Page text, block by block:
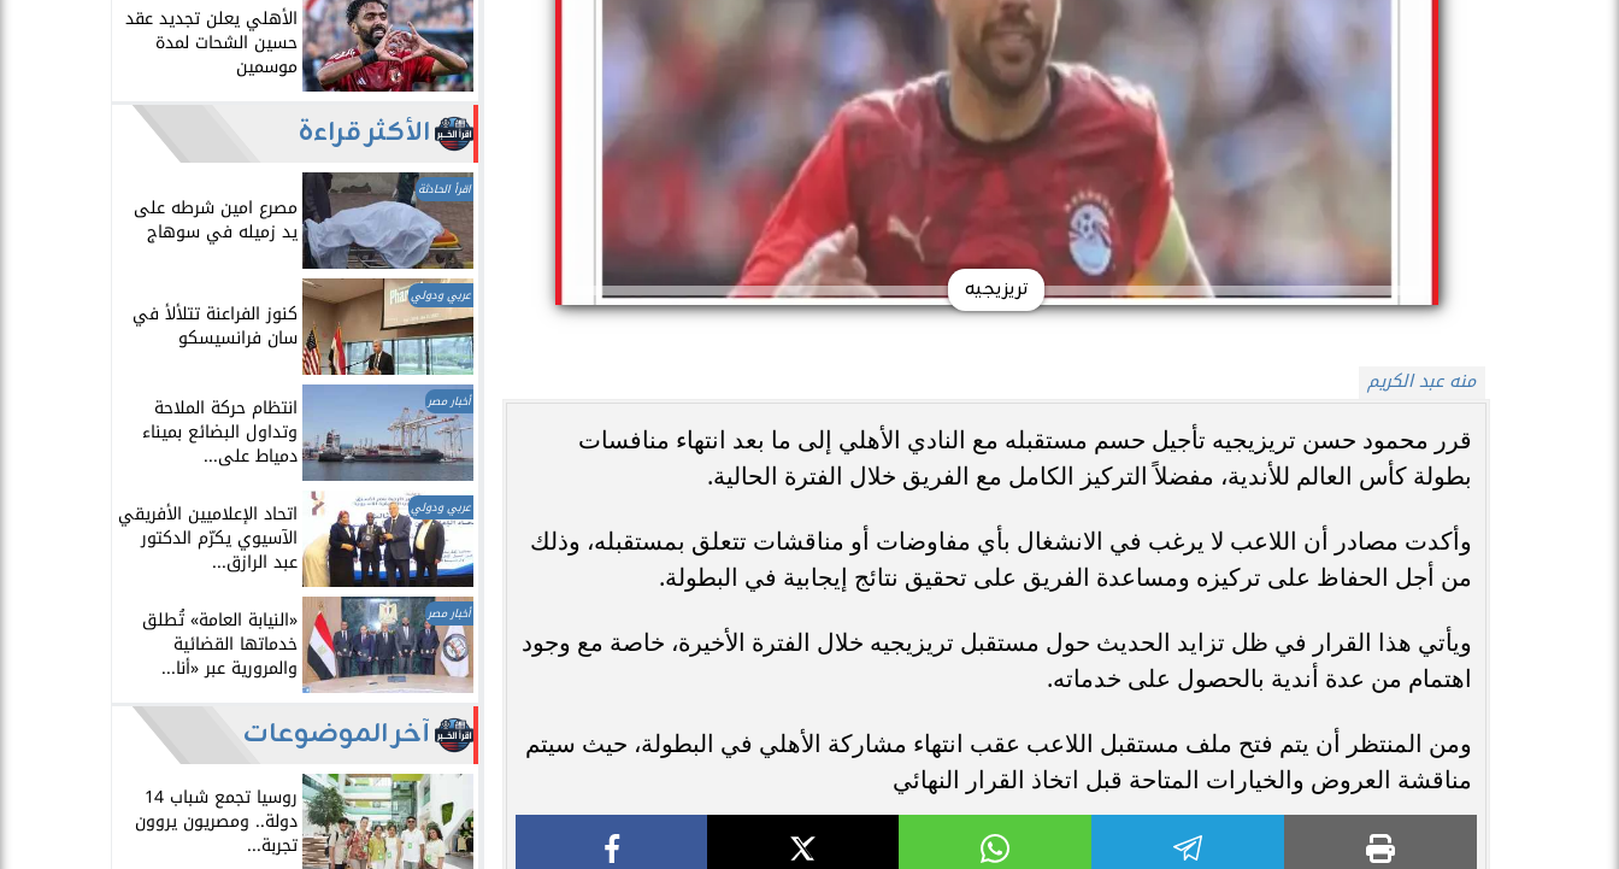
تريزيجيه
منه عبد الكريم
قرر محمود حسن تريزيجيه تأجيل حسم مستقبله مع النادي الأهلي إلى ما بعد انتهاء منافسات
بطولة كأس العالم للأندية، مفضلاً التركيز الكامل مع الفريق خلال الفترة الحالية.
وأكدت مصادر أن اللاعب لا يرغب في الانشغال بأي مفاوضات أو مناقشات تتعلق بمستقبله، وذلك
من أجل الحفاظ على تركيزه ومساعدة الفريق على تحقيق نتائج إيجابية في البطولة.
ويأتي هذا القرار في ظل تزايد الحديث حول مستقبل تريزيجيه خلال الفترة الأخيرة، خاصة مع وجود
اهتمام من عدة أندية بالحصول على خدماته.
ومن المنتظر أن يتم فتح ملف مستقبل اللاعب عقب انتهاء مشاركة الأهلي في البطولة، حيث سيتم
مناقشة العروض والخيارات المتاحة قبل اتخاذ القرار النهائي
الأهلي يعلن تجديد عقد
حسين الشحات لمدة
موسمين
الأكثر قراءة
اقرأ الحادثة
مصرع امين شرطه على
يد زميله في سوهاج
عربي ودولي
​كنوز الفراعنة تتلألأ في
سان فرانسيسكو
أخبار مصر انتظام حركة الملاحة
وتداول البضائع بميناء
دمياط على...
عربي ودولي اتحاد الإعلاميين الأفريقي
الآسيوي يكرّم الدكتور
عبد الرازق...
أخبار مصر ​«النيابة العامة» تُطلق
خدماتها القضائية
والمرورية عبر «أنا...
آخر الموضوعات
روسيا تجمع شباب 14
دولة.. ومصريون يروون
تجربة...